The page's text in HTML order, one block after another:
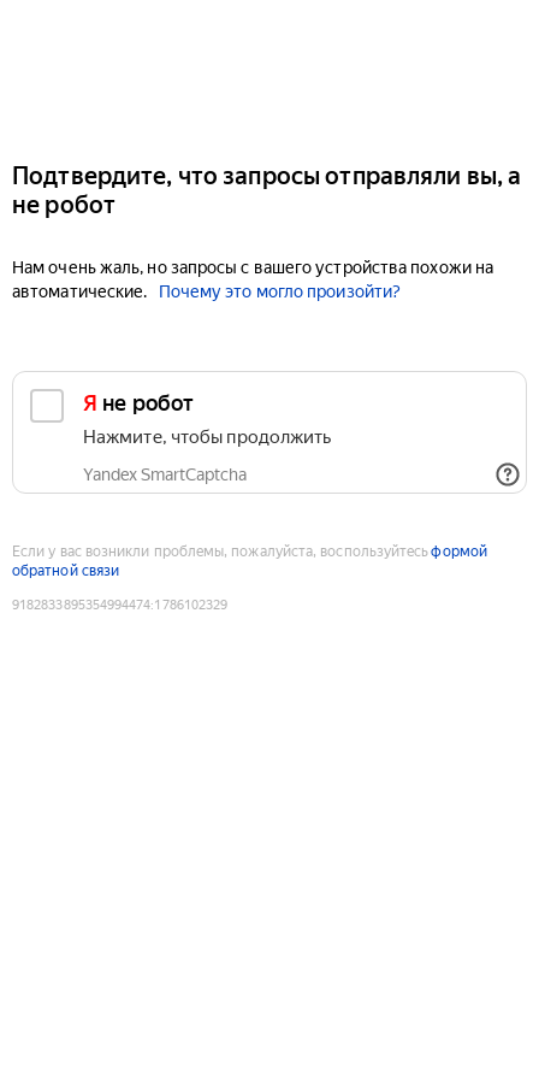
Подтвердите, что запросы отправляли вы, а
не робот
Нам очень жаль, но запросы с вашего устройства похожи на
автоматические.
Почему это могло произойти?
Я не робот
Нажмите, чтобы продолжить
Yandex SmartCaptcha
Если у вас возникли проблемы, пожалуйста, воспользуйтесьформой
обратной связи
9182833895354994474:1786102329